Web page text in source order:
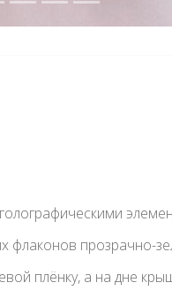
флаконов
плёнку, а на дне